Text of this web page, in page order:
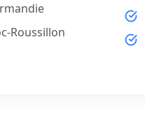
Roussillon